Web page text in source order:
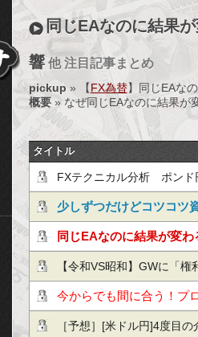
み
ん
な
の
お
金
儲
け
ア
ン
テ
同じEAなのに結果
響 他 注目記事まとめ
pickup » 【FX為替】同じEAな
概要» なぜ同じEAなのに結果が
タイトル
FXテクニカル分析 ポン
strategy(2026.5.11)
少しずつだけどコツコツ
月利10％の投資手法！
同じEAなのに結果が変
スリッページ・約定遅延
【令和VS昭和】GWに「
に、上司「1日も休むな」
方？
今からでも間に合う！プ
［予想］[米ドル円]4度目